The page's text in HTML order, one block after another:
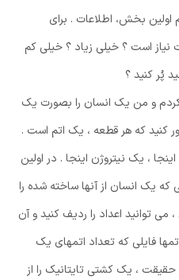
بخش، اطلاعات . برای
است ؟ خیلی زیاد ؟ خیلی کم
پُر کنید ؟
و من یک انسان را بصورت یک
کنید که هر قطعه ، یک اتم است .
، یک نیتروژن اینجا . در اولین
که یک انسان از آنها ساخته شده را
می توانید اعداد را ردیف کنید و آن
فایلی که تعداد اتمهای یک
، یک کشتی تایتانیک را از